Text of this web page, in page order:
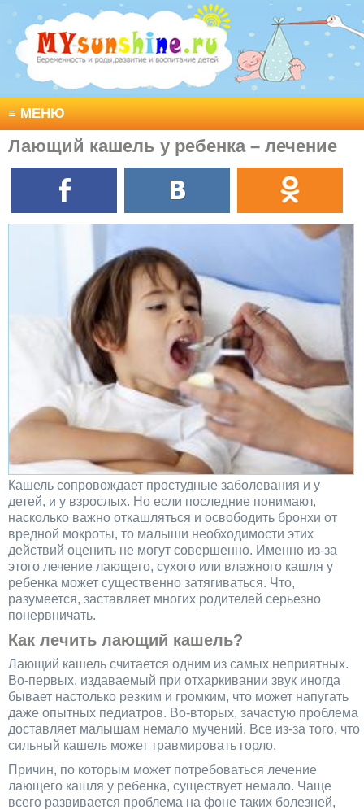
≡МЕНЮ
Лающий кашель у ребенка – лечение
Кашель сопровождает простудные заболевания и у
детей, и у взрослых. Но если последние понимают,
насколько важно откашляться и освободить бронхи от
вредной мокроты, то малыши необходимости этих
действий оценить не могут совершенно. Именно из-за
этого лечение лающего, сухого или влажного кашля у
ребенка может существенно затягиваться. Что,
разумеется, заставляет многих родителей серьезно
понервничать.
Как лечить лающий кашель?
Лающий кашель считается одним из самых неприятных.
Во-первых, издаваемый при отхаркивании звук иногда
бывает настолько резким и громким, что может напугать
даже опытных педиатров. Во-вторых, зачастую проблема
доставляет малышам немало мучений. Все из-за того, что
сильный кашель может травмировать горло.
Причин, по которым может потребоваться лечение
лающего кашля у ребенка, существует немало. Чаще
всего развивается проблема на фоне таких болезней,